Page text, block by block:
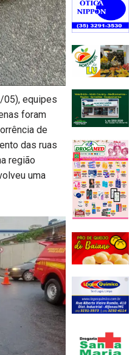
05), equipes
foram
de
das ruas
região
uma